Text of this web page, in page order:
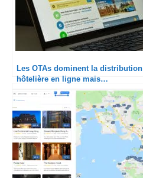
Les OTAs dominent la distribution
hôtelière en ligne mais…